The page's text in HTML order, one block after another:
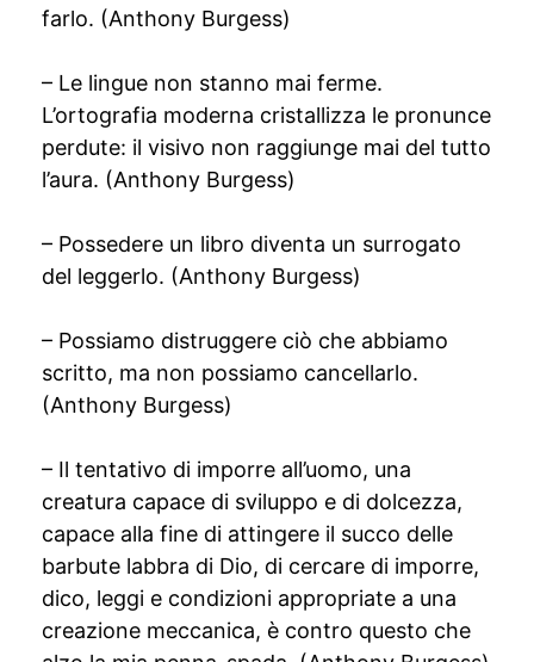
farlo. (Anthony Burgess)
– Le lingue non stanno mai ferme.
L’ortografia moderna cristallizza le pronunce
perdute: il visivo non raggiunge mai del tutto
l’aura. (Anthony Burgess)
– Possedere un libro diventa un surrogato
del leggerlo. (Anthony Burgess)
– Possiamo distruggere ciò che abbiamo
scritto, ma non possiamo cancellarlo.
(Anthony Burgess)
– Il tentativo di imporre all’uomo, una
creatura capace di sviluppo e di dolcezza,
capace alla fine di attingere il succo delle
barbute labbra di Dio, di cercare di imporre,
dico, leggi e condizioni appropriate a una
creazione meccanica, è contro questo che